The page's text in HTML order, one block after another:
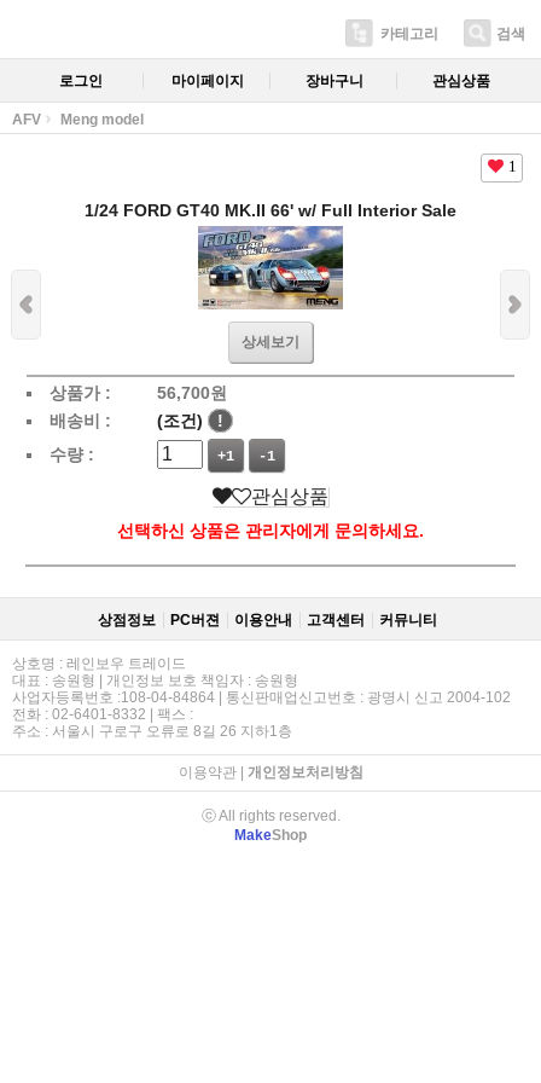
카테고리 검색
로그인 마이페이지 장바구니 관심상품
AFV Meng model
1
1/24 FORD GT40 MK.II 66' w/ Full Interior Sale
상세보기
상품가 : 56,700원
배송비 :
(조건)
!
수량 :
+1 -1
관심상품
선택하신 상품은 관리자에게 문의하세요.
상점정보 PC버젼 이용안내 고객센터 커뮤니티
상호명 : 레인보우 트레이드
대표 : 송원형 | 개인정보 보호 책임자 : 송원형
사업자등록번호 :108-04-84864 | 통신판매업신고번호 : 광명시 신고 2004-102
전화 : 02-6401-8332 | 팩스 :
주소 : 서울시 구로구 오류로 8길 26 지하1층
이용약관| 개인정보처리방침
ⓒ All rights reserved.
MakeShop